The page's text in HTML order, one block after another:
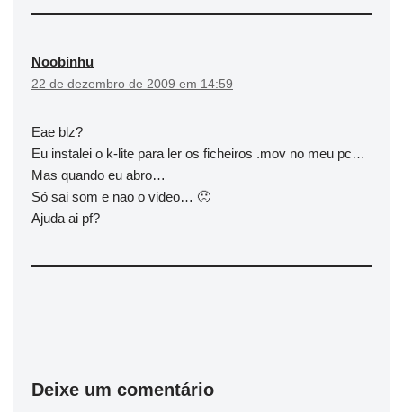
Noobinhu
22 de dezembro de 2009 em 14:59
Eae blz?
Eu instalei o k-lite para ler os ficheiros .mov no meu pc…
Mas quando eu abro…
Só sai som e nao o video… 🙁
Ajuda ai pf?
Deixe um comentário